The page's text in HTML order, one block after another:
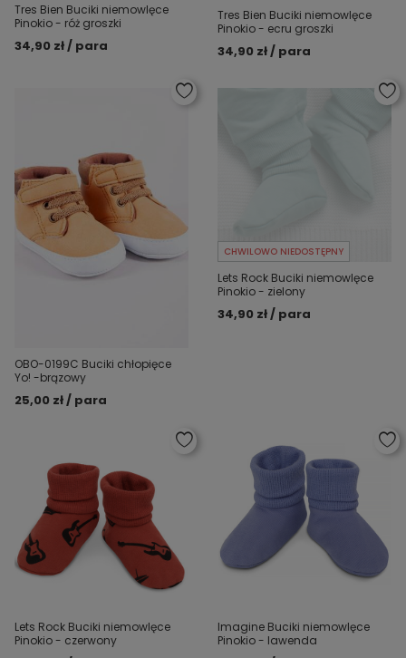
Tres Bien Buciki niemowlęce
Pinokio - róż groszki
34,90 zł / para
Tres Bien Buciki niemowlęce
Pinokio - ecru groszki
34,90 zł / para
OBO-0199C Buciki chłopięce
Yo! -brązowy
25,00 zł / para
CHWILOWO NIEDOSTĘPNY
Lets Rock Buciki niemowlęce
Pinokio - zielony
34,90 zł / para
Lets Rock Buciki niemowlęce
Pinokio - czerwony
Imagine Buciki niemowlęce
Pinokio - lawenda